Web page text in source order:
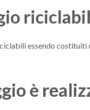
essendo costituiti
è